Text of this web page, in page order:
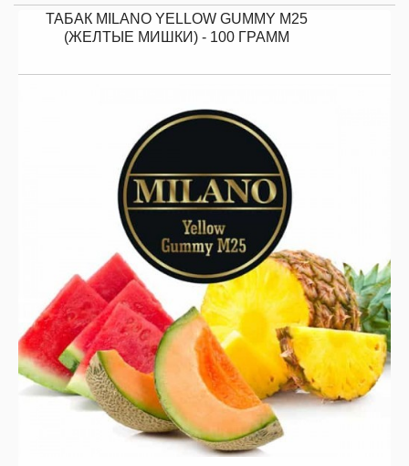
ТАБАК MILANO YELLOW GUMMY M25
(ЖЕЛТЫЕ МИШКИ) - 100 ГРАММ